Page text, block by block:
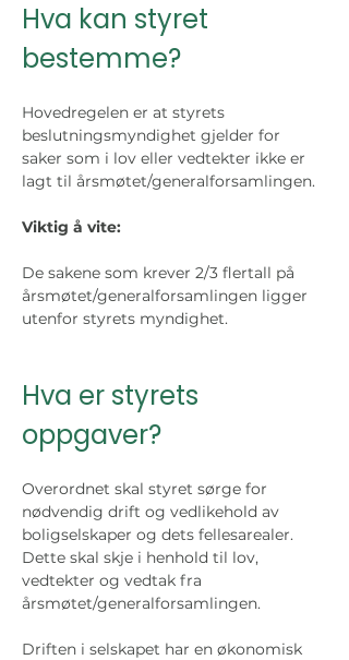
Hva kan styret
bestemme?
Hovedregelen er at styrets
beslutningsmyndighet gjelder for
saker som i lov eller vedtekter ikke er
lagt til årsmøtet/generalforsamlingen.
Viktig å vite:
De sakene som krever 2/3 flertall på
årsmøtet/generalforsamlingen ligger
utenfor styrets myndighet.
Hva er styrets
oppgaver?
Overordnet skal styret sørge for
nødvendig drift og vedlikehold av
boligselskaper og dets fellesarealer.
Dette skal skje i henhold til lov,
vedtekter og vedtak fra
årsmøtet/generalforsamlingen.
Driften i selskapet har en økonomisk